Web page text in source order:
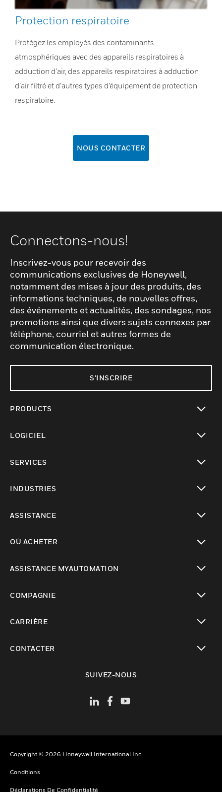
Protection respiratoire
Protégez les employés des contaminants
atmosphériques avec des appareils respiratoires à
adduction d’air, des appareils respiratoires à adduction
d’air filtré et d’autres types d’équipement de protection
respiratoire.
NOUS CONTACTER
Connectons-nous!
Inscrivez-vous pour recevoir des
communications exclusives de Honeywell,
notamment des mises à jour des produits, des
informations techniques, de nouvelles offres,
des événements et actualités, des sondages, nos
promotions ainsi que divers sujets connexes par
téléphone, courriel et autres formes de
communication électronique.
S'INSCRIRE
PRODUCTS
LOGICIEL
SERVICES
INDUSTRIES
ASSISTANCE
OÙ ACHETER
ASSISTANCE MYAUTOMATION
COMPAGNIE
CARRIÈRE
CONTACTER
SUIVEZ-NOUS
Copyright © 2026 Honeywell International Inc
Conditions
Déclarations De Confidentialité